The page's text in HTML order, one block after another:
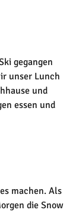
gegangen
unser Lunch
und
essen und
machen. Als
die Snow